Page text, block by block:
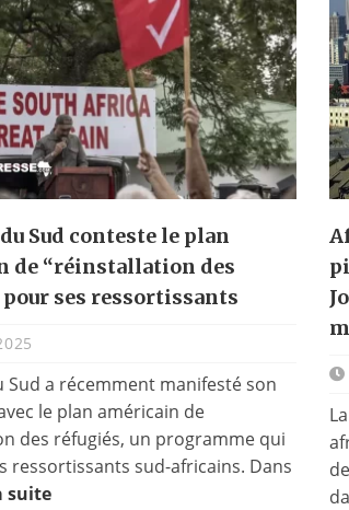
Sud conteste le plan
de “réinstallation des
ses ressortissants
Sud a récemment manifesté son
le plan américain de
des réfugiés, un programme qui
ressortissants sud-africains. Dans
suite